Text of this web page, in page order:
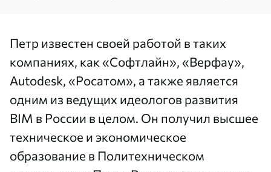
Петр известен своей работой в таких
компаниях, как «Софтлайн», «Верфау»,
Autodesk, «Росатом», а также является
одним из ведущих идеологов развития
BIM в России в целом. Он получил высшее
техническое и экономическое
образование в Политехническом